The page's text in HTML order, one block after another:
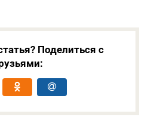
Поделиться с